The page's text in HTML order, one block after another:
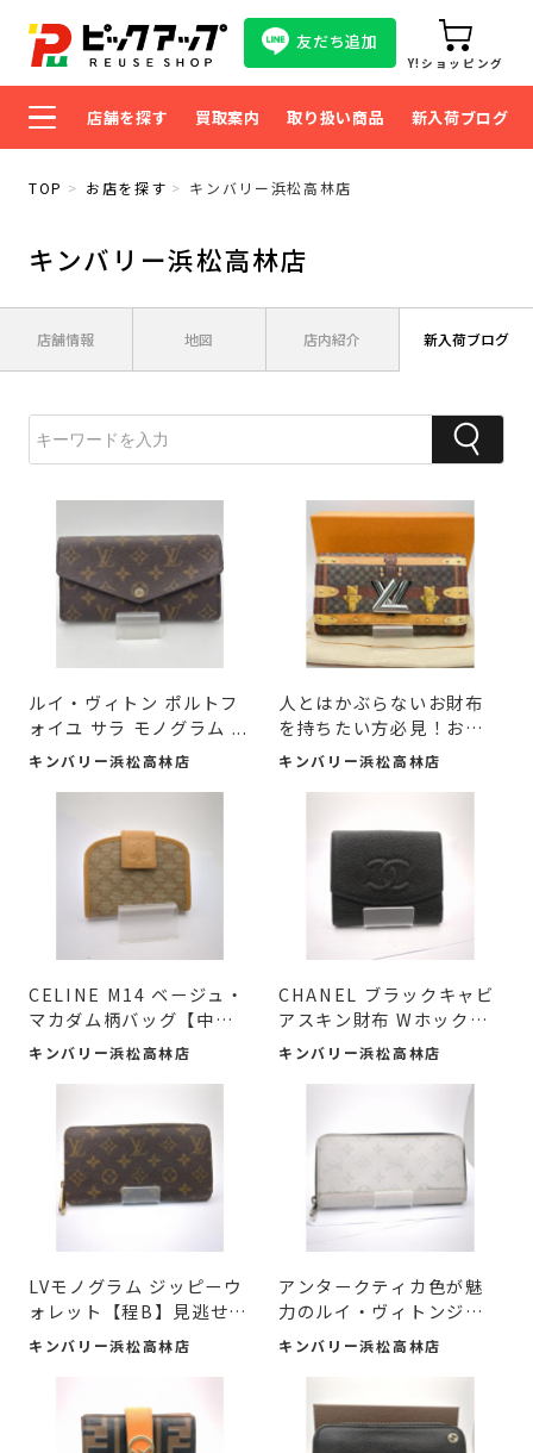
友だち追加
Y!ショッピング
店舗を探す 買取案内 取り扱い商品 新入荷ブログ
TOP お店を探す キンバリー浜松高林店
キンバリー浜松高林店
店舗情報 地図 店内紹介 新入荷ブログ
ルイ・ヴィトン ポルトフ
ォイユ サラ モノグラム ...
キンバリー浜松高林店
人とはかぶらないお財布
を持ちたい方必見！おし
ゃ...
キンバリー浜松高林店
CELINE M14 ベージュ・
マカダム柄バッグ【中古
良品...
キンバリー浜松高林店
CHANEL ブラックキャビ
アスキン財布 Wホックデ
ザイ...
キンバリー浜松高林店
LVモノグラム ジッピーウ
ォレット【程B】見逃せ
な...
キンバリー浜松高林店
アンタークティカ色が魅
力のルイ・ヴィトンジッ
ピ...
キンバリー浜松高林店